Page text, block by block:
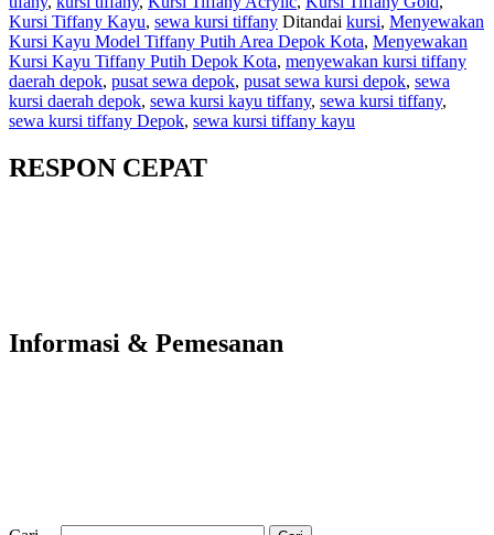
Kursi Tiffany Kayu, sewa kursi tiffany Ditandai kursi, Menyewakan
Kursi Kayu Model Tiffany Putih Area Depok Kota, Menyewakan
Kursi Kayu Tiffany Putih Depok Kota, menyewakan kursi tiffany
daerah depok, pusat sewa depok, pusat sewa kursi depok, sewa
kursi daerah depok, sewa kursi kayu tiffany, sewa kursi tiffany,
sewa kursi tiffany Depok, sewa kursi tiffany kayu
RESPON CEPAT
Informasi & Pemesanan